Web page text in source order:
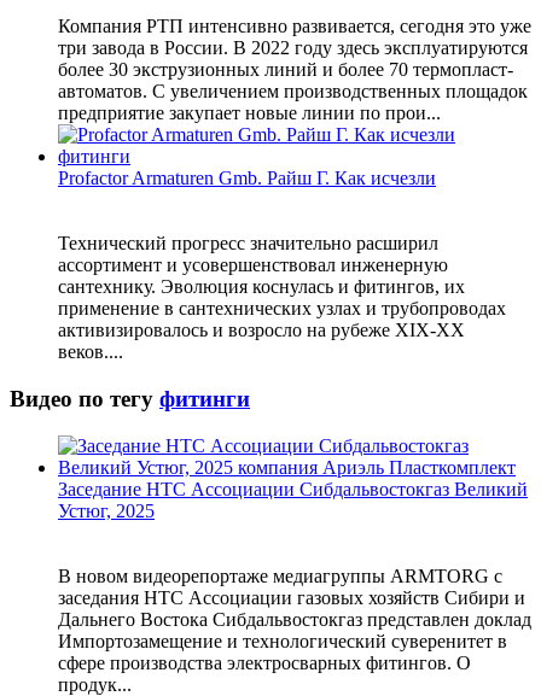
Компания РТП интенсивно развивается, сегодня это уже
три завода в России. В 2022 году здесь эксплуатируются
более 30 экструзионных линий и более 70 термопласт-
автоматов. С увеличением производственных площадок
предприятие закупает новые линии по прои...
Profactor Armaturen Gmb. Райш Г. Как исчезли
Технический прогресс значительно расширил
ассортимент и усовершенствовал инженерную
сантехнику. Эволюция коснулась и фитингов, их
применение в сантехнических узлах и трубопроводах
активизировалось и возросло на рубеже XIX-XX
веков....
Видео по тегу фитинги
Заседание НТС Ассоциации Сибдальвостокгаз Великий
Устюг, 2025
В новом видеорепортаже медиагруппы ARMTORG с
заседания НТС Ассоциации газовых хозяйств Сибири и
Дальнего Востока Сибдальвостокгаз представлен доклад
Импортозамещение и технологический суверенитет в
сфере производства электросварных фитингов. О
продук...